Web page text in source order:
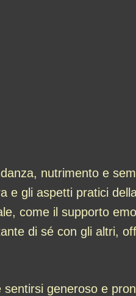
nutrimento e
e gli aspetti pratici
come il supporto
di sé con gli altri,
generoso e